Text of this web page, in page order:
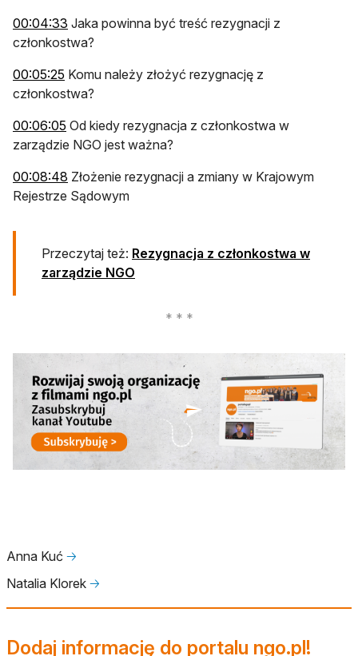
00:04:33 otwiera się w nowej karcie
Jaka powinna być treść rezygnacji z
członkostwa?
00:05:25 otwiera się w nowej karcie
Komu należy złożyć rezygnację z
członkostwa?
00:06:05 otwiera się w nowej karcie
Od kiedy rezygnacja z członkostwa w
zarządzie NGO jest ważna?
00:08:48 otwiera się w nowej karcie
Złożenie rezygnacji a zmiany w Krajowym
Rejestrze Sądowym
Przeczytaj też: Rezygnacja z członkostwa w
zarządzie NGO
Anna Kuć 🡢
Natalia Klorek 🡢
Dodaj informację do portalu ngo.pl!